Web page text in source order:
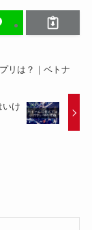
リは？｜ベトナ
いけ